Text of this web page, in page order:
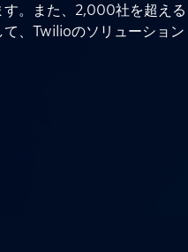
。また、2,000社を超える
、Twilioのソリューション